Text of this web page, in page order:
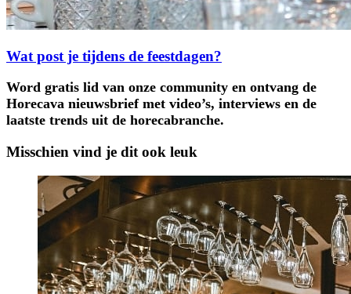
Wat post je tijdens de feestdagen?
Word gratis lid van onze community en ontvang de
Horecava nieuwsbrief met video’s, interviews en de
laatste trends uit de horecabranche.
Misschien vind je dit ook leuk